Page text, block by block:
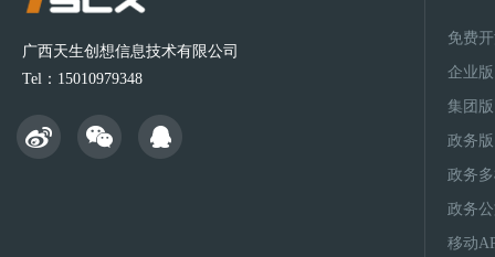
广西天生创想信息技术有限公司
Tel：15010979348
免费
企业版
集团版
政务版
政务
政务
移动